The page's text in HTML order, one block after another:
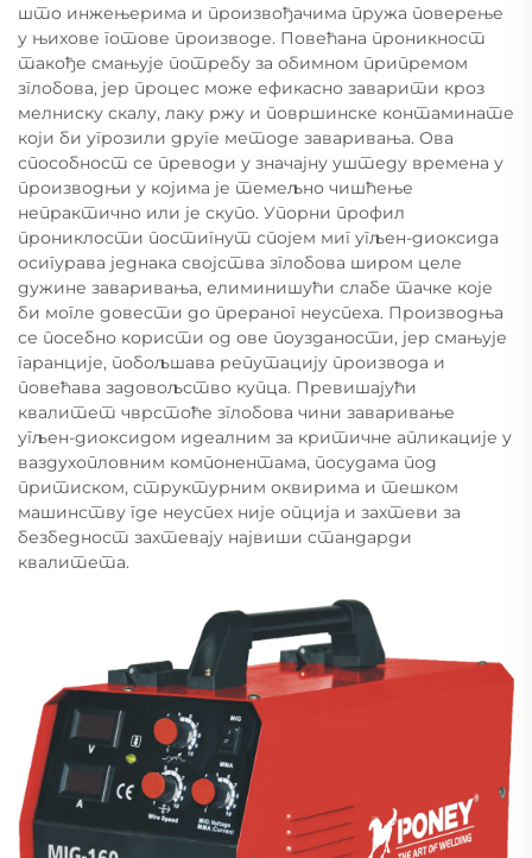
што инжењерима и произвођачима пружа поверење
у њихове готове производе. Повећана проникност
такође смањује потребу за обимном припремом
зглобова, јер процес може ефикасно заварити кроз
мелниску скалу, лаку ржу и површинске контаминате
који би угрозили друге методе заваривања. Ова
способност се преводи у значајну уштеду времена у
производњи у којима је темељно чишћење
непрактично или је скупо. Упорни профил
прониклости постигнут спојем миг угљен-диоксида
осигурава једнака својства зглобова широм целе
дужине заваривања, елиминишући слабе тачке које
би могле довести до прераног неуспеха. Производња
се посебно користи од ове поузданости, јер смањује
гаранције, побољшава репутацију производа и
повећава задовољство купца. Превишајући
квалитет чврстоће зглобова чини заваривање
угљен-диоксидом идеалним за критичне апликације у
ваздухопловним компонентама, посудама под
притиском, структурним оквирима и тешком
машинству где неуспех није опција и захтеви за
безбедност захтевају највиши стандарди
квалитета.